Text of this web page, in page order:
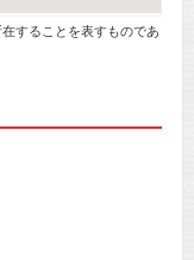
することを表すものであ